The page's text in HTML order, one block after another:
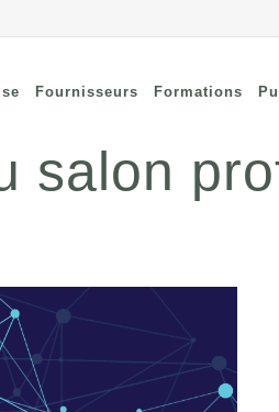
Wi-Fi / Bluetooth
Fournisseurs Formations
salon